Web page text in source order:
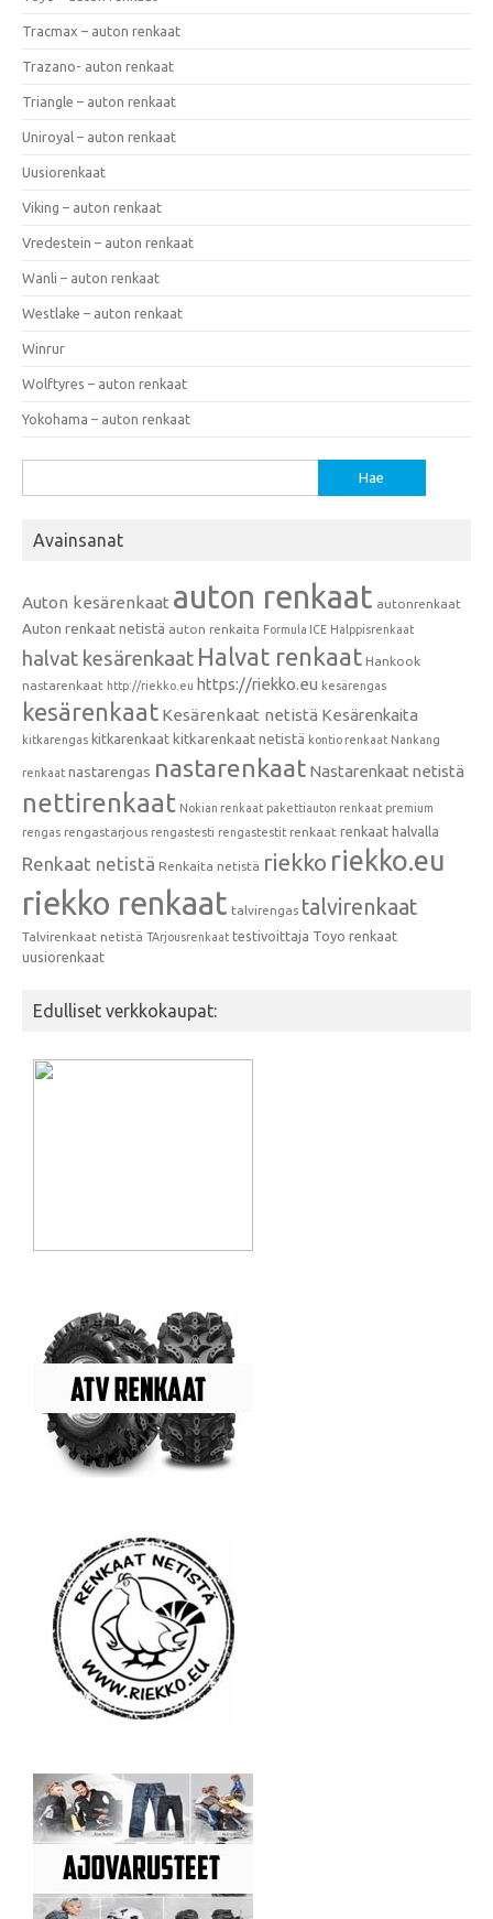
Tracmax – auton renkaat
Trazano- auton renkaat
Triangle – auton renkaat
Uniroyal – auton renkaat
Uusiorenkaat
Viking – auton renkaat
Vredestein – auton renkaat
Wanli – auton renkaat
Westlake – auton renkaat
Winrur
Wolftyres – auton renkaat
Yokohama – auton renkaat
Avainsanat
Auton kesärenkaat auton renkaat autonrenkaat
Auton renkaat netistä auton renkaita Formula ICE Halppisrenkaat
halvat kesärenkaat Halvat renkaat Hankook
nastarenkaat http://riekko.eu https://riekko.eu kesärengas
kesärenkaat Kesärenkaat netistä Kesärenkaita
kitkarengas kitkarenkaat kitkarenkaat netistä kontio renkaat Nankang
renkaat nastarengas nastarenkaat Nastarenkaat netistä
nettirenkaat Nokian renkaat pakettiauton renkaat premium
rengas rengastarjous rengastesti rengastestit renkaat renkaat halvalla
Renkaat netistä Renkaita netistä riekko riekko.eu
riekko renkaat talvirengas talvirenkaat
Talvirenkaat netistä TArjousrenkaat testivoittaja Toyo renkaat
uusiorenkaat
Edulliset verkkokaupat: